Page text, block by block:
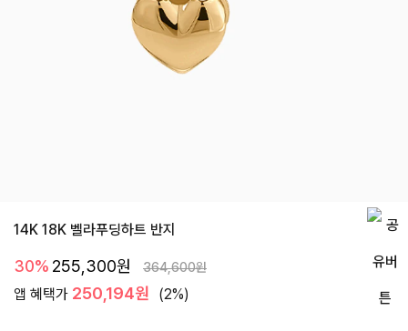
14K 18K 벨라푸딩하트 반지
30% 255,300원 364,600원
앱 혜택가 250,194원 (2%)